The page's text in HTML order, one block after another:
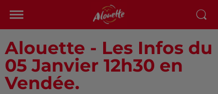
Alouette - Les Infos du
05 Janvier 12h30 en
Vendée.